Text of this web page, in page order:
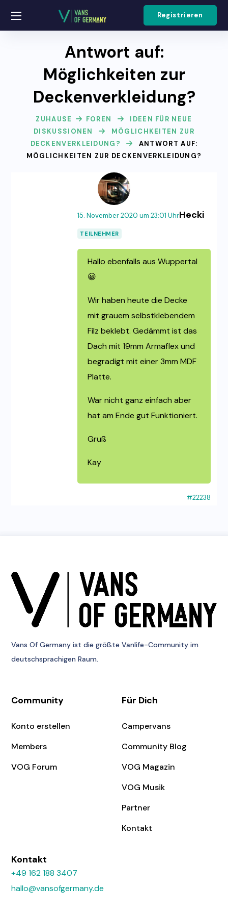
Registrieren
Antwort auf:
Möglichkeiten zur
Deckenverkleidung?
ZUHAUSE FOREN
IDEEN FÜR NEUE
DISKUSSIONEN
MÖGLICHKEITEN ZUR
DECKENVERKLEIDUNG?
ANTWORT AUF:
MÖGLICHKEITEN ZUR DECKENVERKLEIDUNG?
Hecki
15. November 2020 um 23:01 Uhr
TEILNEHMER
Hallo ebenfalls aus Wuppertal
😀
Wir haben heute die Decke
mit grauem selbstklebendem
Filz beklebt. Gedämmt ist das
Dach mit 19mm Armaflex und
begradigt mit einer 3mm MDF
Platte.
War nicht ganz einfach aber
hat am Ende gut Funktioniert.
Gruß
Kay
#22238
Vans Of Germany ist die größte Vanlife-Community im
deutschsprachigen Raum.
Community
Konto erstellen
Members
VOG Forum
Für Dich
Campervans
Community Blog
VOG Magazin
VOG Musik
Partner
Kontakt
Kontakt
+49 162 188 3407
hallo@vansofgermany.de